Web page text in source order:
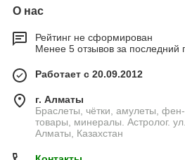
О нас
Рейтинг не сформирован
Менее 5 отзывов за последний
Работает с 20.09.2012
г. Алматы
Браслеты, чётки, амулеты,
товары, минералы. Астролог.
Алматы, Казахстан